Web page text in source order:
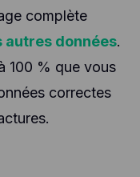
complète
données.
100 % que vous
correctes